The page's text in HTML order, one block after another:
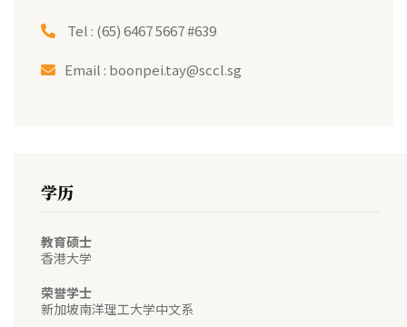
Tel : (65) 6467 5667 #639
Email : boonpei.tay@sccl.sg
学历
教育硕士
香港大学
荣誉学士
新加坡南洋理工大学中文系